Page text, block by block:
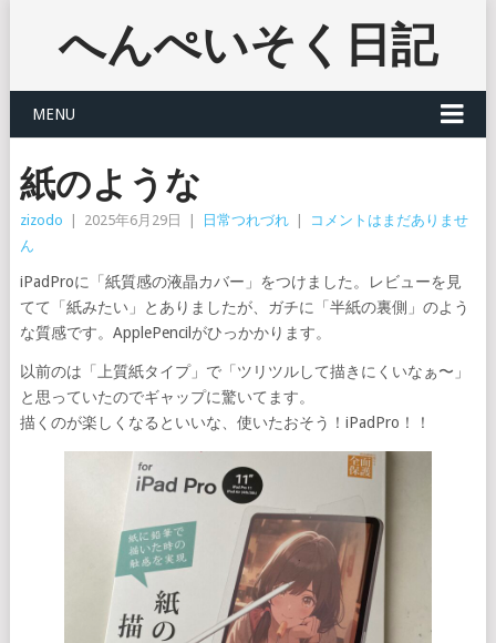
へんぺいそく日記
MENU
紙のような
zizodo 2025年6月29日 日常つれづれ
コメントはまだありませ
ん
iPadProに「紙質感の液晶カバー」をつけました。レビューを見
てて「紙みたい」とありましたが、ガチに「半紙の裏側」のよう
な質感です。ApplePencilがひっかかります。
以前のは「上質紙タイプ」で「ツリツルして描きにくいなぁ〜」
と思っていたのでギャップに驚いてます。
描くのが楽しくなるといいな、使いたおそう！iPadPro！！